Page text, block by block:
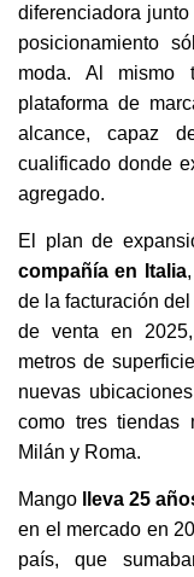
diferenciadora
posicionamiento
moda. Al mismo
plataforma de
alcance, capaz
cualificado donde
agregado.
El plan de
compañía en Italia
de la facturación
de venta en 2025,
metros de
nuevas
como tres tiendas
Milán y Roma.
Mango lleva 25
en el mercado en
país, que